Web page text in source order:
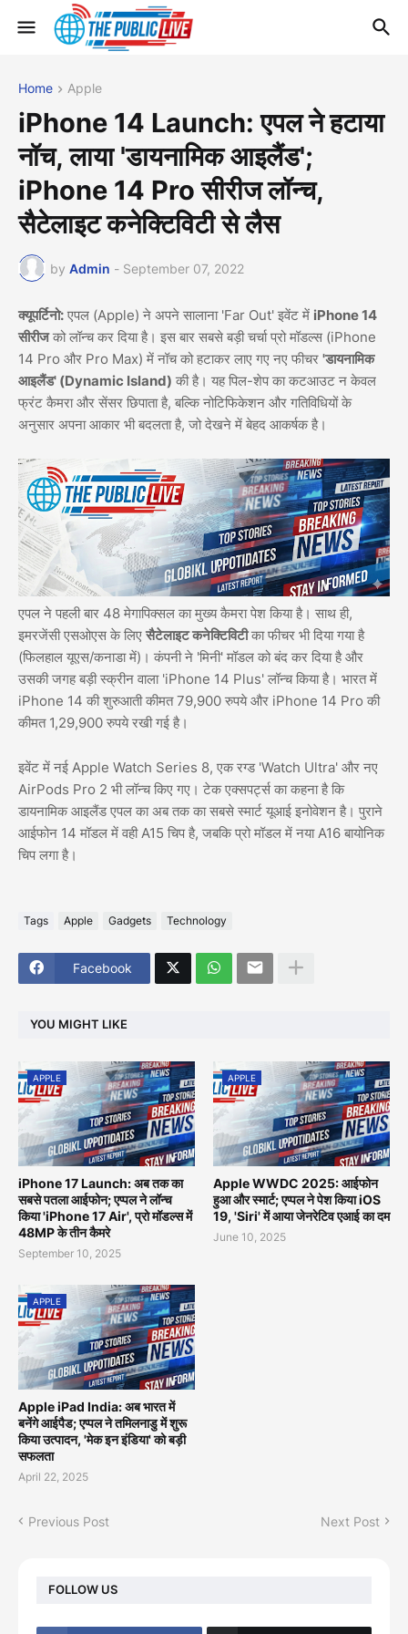
Home Apple
iPhone 14 Launch: एपल ने हटाया
नॉच, लाया 'डायनामिक आइलैंड';
iPhone 14 Pro सीरीज लॉन्च,
सैटेलाइट कनेक्टिविटी से लैस
by Admin - September 07, 2022
क्यूपर्टिनो: एपल (Apple) ने अपने सालाना 'Far Out' इवेंट में iPhone 14
सीरीजको लॉन्च कर दिया है। इस बार सबसे बड़ी चर्चा प्रो मॉडल्स (iPhone
14 Pro और Pro Max) में नॉच को हटाकर लाए गए नए फीचर 'डायनामिक
आइलैंड' (Dynamic Island) की है। यह पिल-शेप का कटआउट न केवल
फ्रंट कैमरा और सेंसर छिपाता है, बल्कि नोटिफिकेशन और गतिविधियों के
अनुसार अपना आकार भी बदलता है, जो देखने में बेहद आकर्षक है।
एपल ने पहली बार 48 मेगापिक्सल का मुख्य कैमरा पेश किया है। साथ ही,
इमरजेंसी एसओएस के लिए सैटेलाइट कनेक्टिविटीका फीचर भी दिया गया है
(फिलहाल यूएस/कनाडा में)। कंपनी ने 'मिनी' मॉडल को बंद कर दिया है और
उसकी जगह बड़ी स्क्रीन वाला 'iPhone 14 Plus' लॉन्च किया है। भारत में
iPhone 14 की शुरुआती कीमत 79,900 रुपये और iPhone 14 Pro की
कीमत 1,29,900 रुपये रखी गई है।
इवेंट में नई Apple Watch Series 8, एक रग्ड 'Watch Ultra' और नए
AirPods Pro 2 भी लॉन्च किए गए। टेक एक्सपर्ट्स का कहना है कि
डायनामिक आइलैंड एपल का अब तक का सबसे स्मार्ट यूआई इनोवेशन है। पुराने
आईफोन 14 मॉडल में वही A15 चिप है, जबकि प्रो मॉडल में नया A16 बायोनिक
चिप लगा है।
Tags Apple Gadgets Technology
Facebook
YOU MIGHT LIKE
APPLE
iPhone 17 Launch: अब तक का
सबसे पतला आईफोन; एप्पल ने लॉन्च
किया 'iPhone 17 Air', प्रो मॉडल्स में
48MP के तीन कैमरे
September 10, 2025
APPLE
Apple WWDC 2025: आईफोन
हुआ और स्मार्ट; एप्पल ने पेश किया iOS
19, 'Siri' में आया जेनरेटिव एआई का दम
June 10, 2025
APPLE
Apple iPad India: अब भारत में
बनेंगे आईपैड; एप्पल ने तमिलनाडु में शुरू
किया उत्पादन, 'मेक इन इंडिया' को बड़ी
सफलता
April 22, 2025
Previous Post Next Post
FOLLOW US